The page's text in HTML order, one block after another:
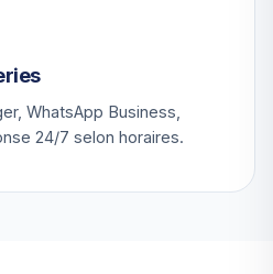
WhatsApp Business,
24/7 selon horaires.